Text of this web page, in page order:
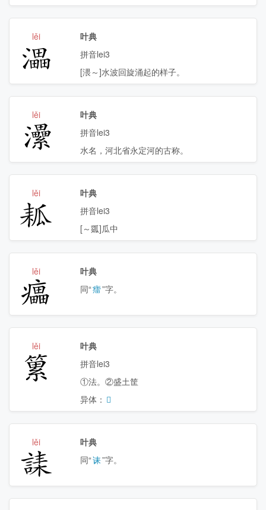
㵽
lěi
叶典
拼音lei3
[渨～]水波回旋涌起的样子。
㶟
lěi
叶典
拼音lei3
水名，河北省永定河的古称。
㼍
lěi
叶典
拼音lei3
[～㼏]瓜中
㿔
lěi
叶典
同“癗”字。
䉂
lěi
叶典
拼音lei3
①法。②盛土筐
异体： 𥳮
䛶
lěi
叶典
同“诔”字。